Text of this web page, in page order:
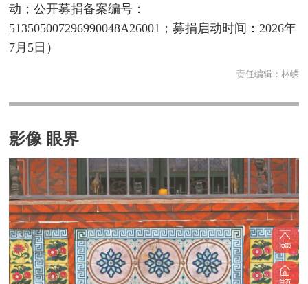
动；公开募捐备案编号：
513505007296990048A26001；募捐启动时间：2026年
7月5日）
责任编辑： 林嵘
影像 眼界